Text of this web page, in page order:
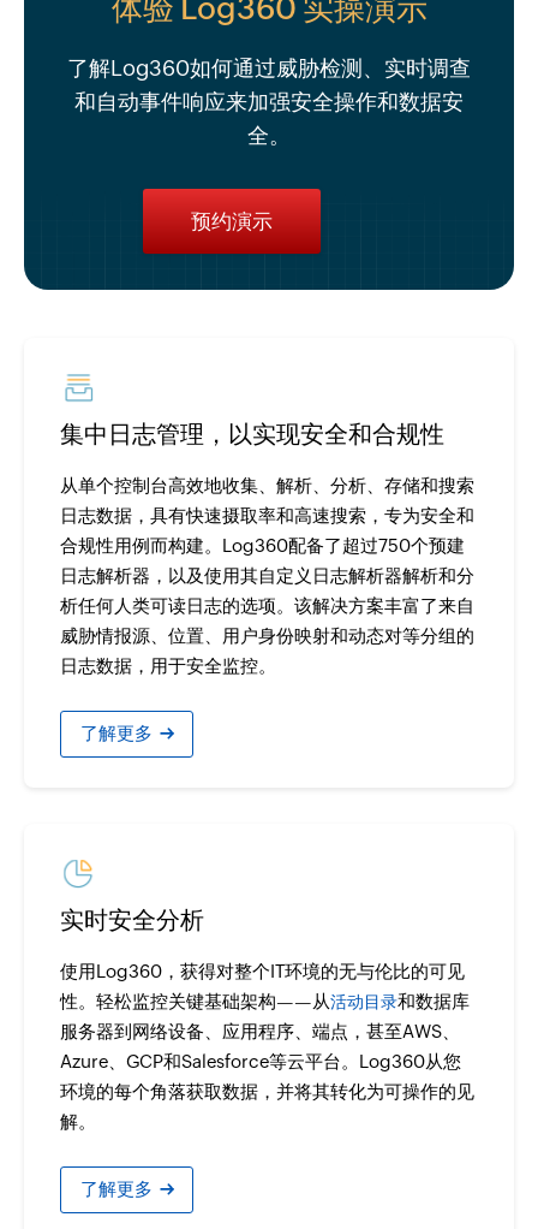
体验 Log360 实操演示
了解Log360如何通过威胁检测、实时调查
和自动事件响应来加强安全操作和数据安
全。
预约演示
集中日志管理，以实现安全和合规性
从单个控制台高效地收集、解析、分析、存储和搜索
日志数据，具有快速摄取率和高速搜索，专为安全和
合规性用例而构建。Log360配备了超过750个预建
日志解析器，以及使用其自定义日志解析器解析和分
析任何人类可读日志的选项。该解决方案丰富了来自
威胁情报源、位置、用户身份映射和动态对等分组的
日志数据，用于安全监控。
了解更多 ›
实时安全分析
使用Log360，获得对整个IT环境的无与伦比的可见
性。轻松监控关键基础架构——从活动目录和数据库
服务器到网络设备、应用程序、端点，甚至AWS、
Azure、GCP和Salesforce等云平台。Log360从您
环境的每个角落获取数据，并将其转化为可操作的见
解。
了解更多 ›